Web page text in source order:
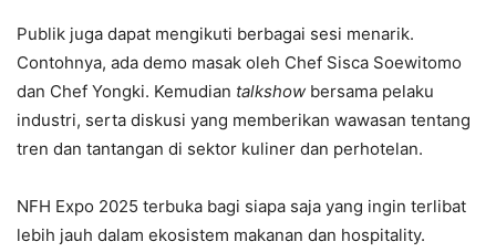
Publik juga dapat mengikuti berbagai sesi menarik.
Contohnya, ada demo masak oleh Chef Sisca Soewitomo
dan Chef Yongki. Kemudian talkshow bersama pelaku
industri, serta diskusi yang memberikan wawasan tentang
tren dan tantangan di sektor kuliner dan perhotelan.
NFH Expo 2025 terbuka bagi siapa saja yang ingin terlibat
lebih jauh dalam ekosistem makanan dan hospitality.